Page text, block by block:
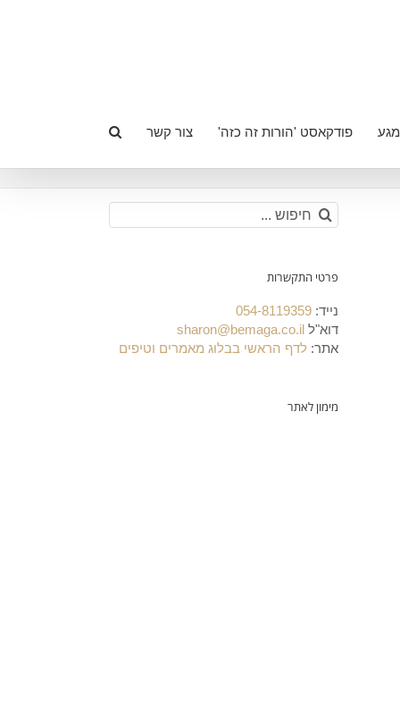
פודקאסט 'הורות זה כזה' צור קשר
חיפוש...
פרטי התקשרות
נייד: 054-8119359
דוא"ל sharon@bemaga.co.il
אתר: לדף הראשי בבלוג מאמרים וטיפים
מימון לאתר